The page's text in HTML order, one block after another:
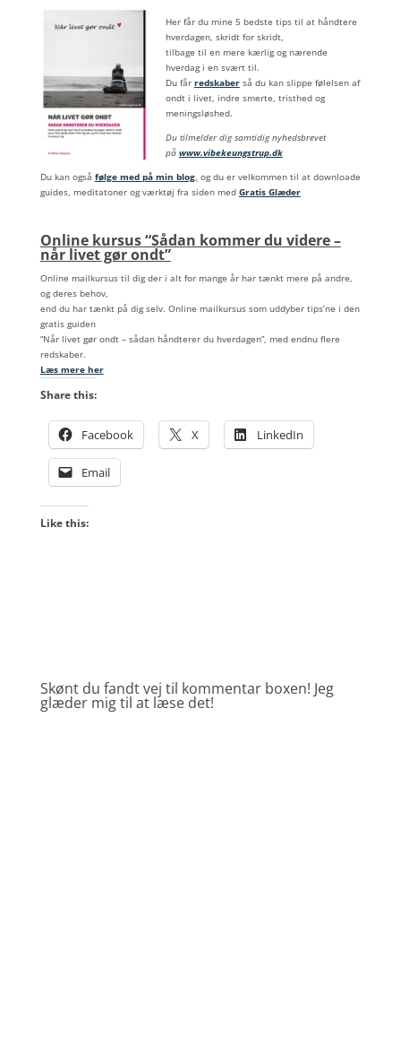
Her får du mine 5 bedste tips til at håndtere
hverdagen, skridt for skridt,
tilbage til en mere kærlig og nærende
hverdag i en svært til.
Du får redskaberså du kan slippe følelsen af
ondt i livet, indre smerte, tristhed og
meningsløshed.
Du tilmelder dig samtidig nyhedsbrevet
på www.vibekeungstrup.dk
Du kan også følge med på min blog, og du er velkommen til at downloade
guides, meditatoner og værktøj fra siden med Gratis Glæder
Online kursus “Sådan kommer du videre –
når livet gør ondt”
Online mailkursus til dig der i alt for mange år har tænkt mere på andre,
og deres behov,
end du har tænkt på dig selv. Online mailkursus som uddyber tips’ne i den
gratis guiden
“Når livet gør ondt – sådan håndterer du hverdagen”, med endnu flere
redskaber.
Læs mere her
Share this:
Facebook X LinkedIn
Email
Like this:
Skønt du fandt vej til kommentar boxen! Jeg
glæder mig til at læse det!